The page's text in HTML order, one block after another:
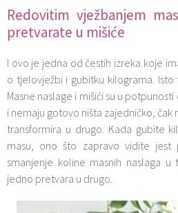
Redovitim vježbanjem
pretvarate u mišiće
I ovo je jedna od čestih izreka koje
o tjelovježbi i gubitku kilograma. Isto
Masne naslage i mišići su u
i nemaju gotovo ništa zajedničko,
transformira u drugo. Kada gubite
masu, ono što zapravo vidite jest
smanjenje koline masnih naslaga
jedno pretvara u drugo.